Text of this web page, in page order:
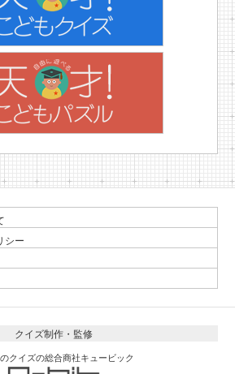
シー
クイズ制作・監修
クイズの総合商社キュービック